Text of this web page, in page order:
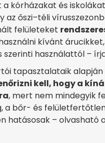
kórházakat és
az őszi–téli
felületeket
kívánt
szerinti használattól –
tapasztalataik
kell, hogy a
, mert nem mindegyik
a bőr- és
hatásosak – olvasható